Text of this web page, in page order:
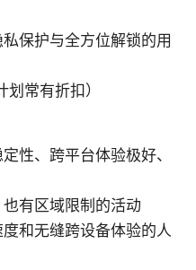
保护与全方位解锁的用
常有折扣）
性、跨平台体验极好、
有区域限制的活动
和无缝跨设备体验的人